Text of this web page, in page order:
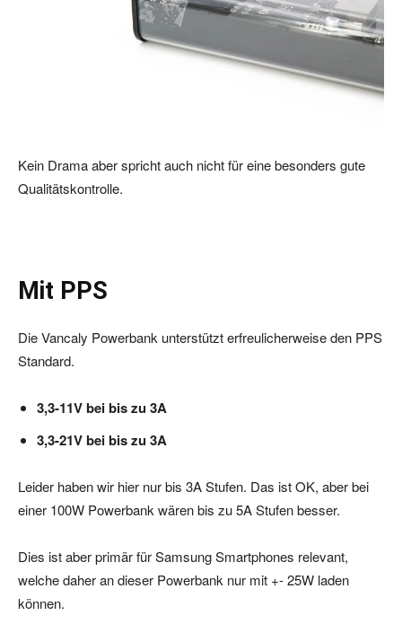
Kein Drama aber spricht auch nicht für eine besonders gute
Qualitätskontrolle.
Mit PPS
Die Vancaly Powerbank unterstützt erfreulicherweise den PPS
Standard.
3,3-11V bei bis zu 3A
3,3-21V bei bis zu 3A
Leider haben wir hier nur bis 3A Stufen. Das ist OK, aber bei
einer 100W Powerbank wären bis zu 5A Stufen besser.
Dies ist aber primär für Samsung Smartphones relevant,
welche daher an dieser Powerbank nur mit +- 25W laden
können.